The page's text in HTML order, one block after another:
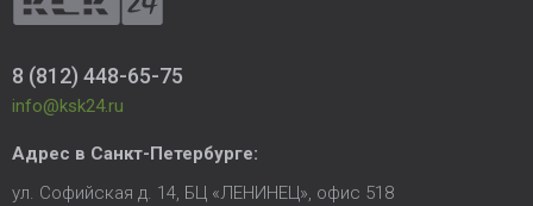
8 (812) 448-65-75
info@ksk24.ru
Адрес в Санкт-Петербурге:
ул. Софийская д. 14, БЦ «ЛЕНИНЕЦ», офис 518